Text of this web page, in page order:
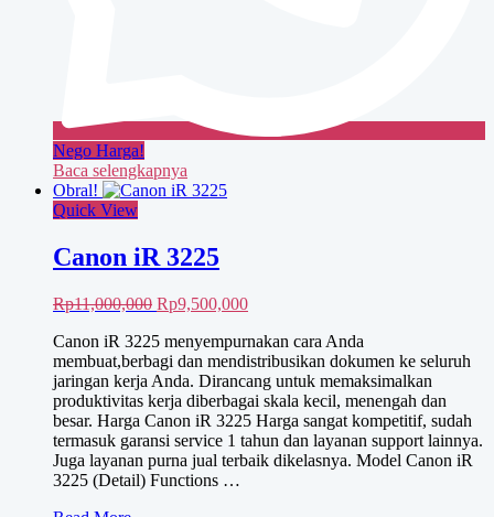
Nego Harga!
Baca selengkapnya
Obral!
Quick View
Canon iR 3225
Rp11,000,000 Harga
adalah:
Rp11,000,000.
Rp9,500,000Harga
ini
adalah:
Rp9,500,000.
Canon iR 3225 menyempurnakan cara Anda
membuat,berbagi dan mendistribusikan dokumen ke seluruh
jaringan kerja Anda. Dirancang untuk memaksimalkan
produktivitas kerja diberbagai skala kecil, menengah dan
besar. Harga Canon iR 3225 Harga sangat kompetitif, sudah
termasuk garansi service 1 tahun dan layanan support lainnya.
Juga layanan purna jual terbaik dikelasnya. Model Canon iR
3225 (Detail) Functions …